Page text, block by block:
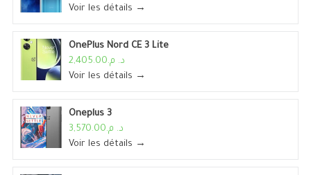
Voir les détails →
OnePlus Nord CE 3 Lite
د. م.2,405.00
Voir les détails →
Oneplus 3
د. م.3,570.00
Voir les détails →